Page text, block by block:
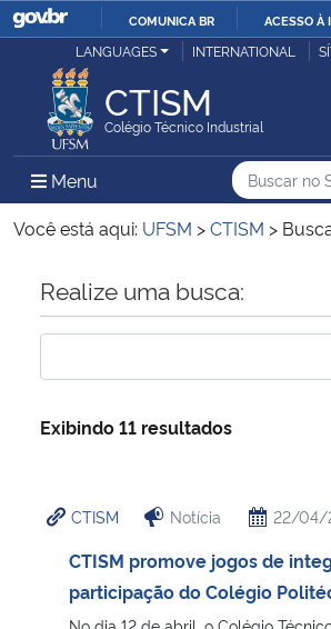
IR
COMUNICA BR ACESSO À
Ministério da Justiça e Segurança Pública
Ministério da Defesa
Ministério das Relações Exteriores
Ministério da Economia
Ministério da Infraestrutura
Ministério da Cidadania
LANGUAGES INTERNATIONAL
CTISM
Colégio Técnico Industrial
Menu Menu Principal do Sítio
Busca
Buscar
Busca:
Você está aqui: UFSM >CTISM >
Início do conteúdo
Realize uma busca:
Exibindo 11 resultados
CTISM Notícia 22/04/
CTISM promove jogos de
participação do Colégio
No dia 12 de abril, o Colégio